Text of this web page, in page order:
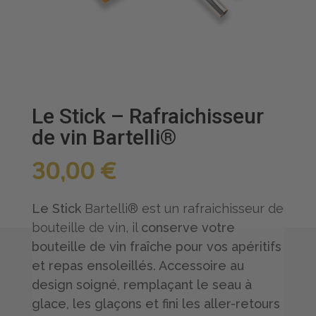
Le Stick – Rafraichisseur
de vin Bartelli®
30,00 €
Le Stick Bartelli® est un rafraichisseur de
bouteille de vin, il conserve votre
bouteille de vin fraîche pour vos apéritifs
et repas ensoleillés. Accessoire au
design soigné, remplaçant le seau à
glace, les glaçons et fini les aller-retours